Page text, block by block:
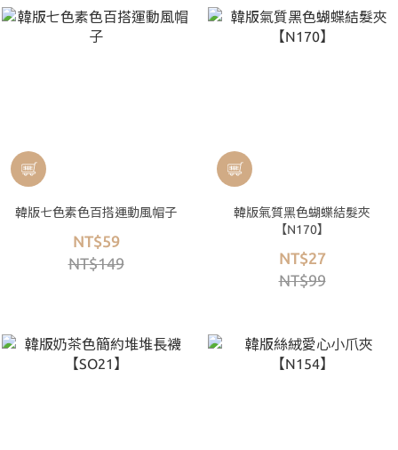
韓版七色素色百搭運動風帽子
NT$59
NT$149
韓版氣質黑色蝴蝶結髮夾
【N170】
NT$27
NT$99